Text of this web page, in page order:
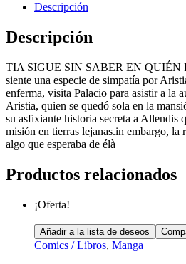
Descripción
Descripción
TIA SIGUE SIN SABER EN QUIÉN
siente una especie de simpatía por
enferma, visita Palacio para asistir a la
Aristia, quien se quedó sola en la
su asfixiante historia secreta a Allendis
misión en tierras lejanas.in embargo, la
algo que esperaba de élà
Productos relacionados
¡Oferta!
Añadir a la lista de deseos
Comics / Libros, Manga